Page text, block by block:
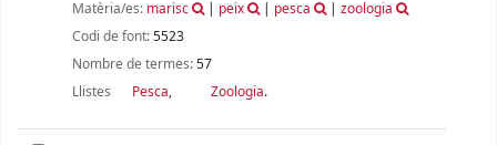
Matèria/es: marisc | peix | pesca |zoologia
Codi de font:5523
Nombre de termes:57
Llistes
Pesca, Zoologia.